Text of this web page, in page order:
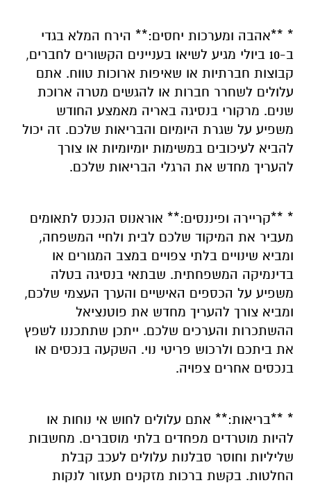
* **אהבה ומערכות יחסים:** הירח המלא בגדי
ב-10 ביולי מגיע לשיאו בעניינים הקשורים לחברים,
קבוצות חברתיות או שאיפות ארוכות טווח. אתם
עלולים לשחרר חברות או להגשים מטרה ארוכת
שנים. מרקורי בנסיגה באריה מאמצע החודש
משפיע על שגרת היומיום והבריאות שלכם. זה יכול
להביא לעיכובים במשימות יומיומיות או צורך
להעריך מחדש את הרגלי הבריאות שלכם.
* **קריירה ופיננסים:** אוראנוס הנכנס לתאומים
מעביר את המיקוד שלכם לבית ולחיי המשפחה,
ומביא שינויים בלתי צפויים במצב המגורים או
בדינמיקה המשפחתית. שבתאי בנסיגה בטלה
משפיע על הכספים האישיים והערך העצמי שלכם,
ומביא צורך להעריך מחדש את פוטנציאל
ההשתכרות והערכים שלכם. ייתכן שתתכננו לשפץ
את ביתכם ולרכוש פריטי נוי. השקעה בנכסים או
בנכסים אחרים צפויה.
* **בריאות:** אתם עלולים לחוש אי נוחות או
להיות מוטרדים מפחדים בלתי מוסברים. מחשבות
שליליות וחוסר סבלנות עלולים לעכב קבלת
החלטות. בקשת ברכות מזקנים תעזור לנקות